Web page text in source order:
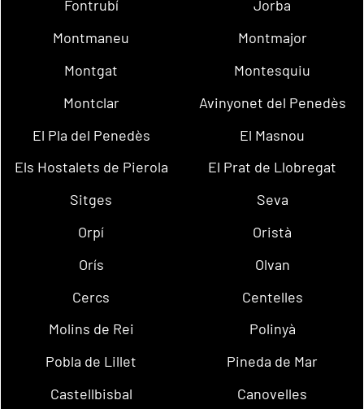
Fontrubí
Jorba
Montmaneu
Montmajor
Montgat
Montesquiu
Montclar
Avinyonet del Penedès
El Pla del Penedès
El Masnou
Els Hostalets de Pierola
El Prat de Llobregat
Sitges
Seva
Orpí
Oristà
Orís
Olvan
Cercs
Centelles
Molins de Rei
Polinyà
Pobla de Lillet
Pineda de Mar
Castellbisbal
Canovelles